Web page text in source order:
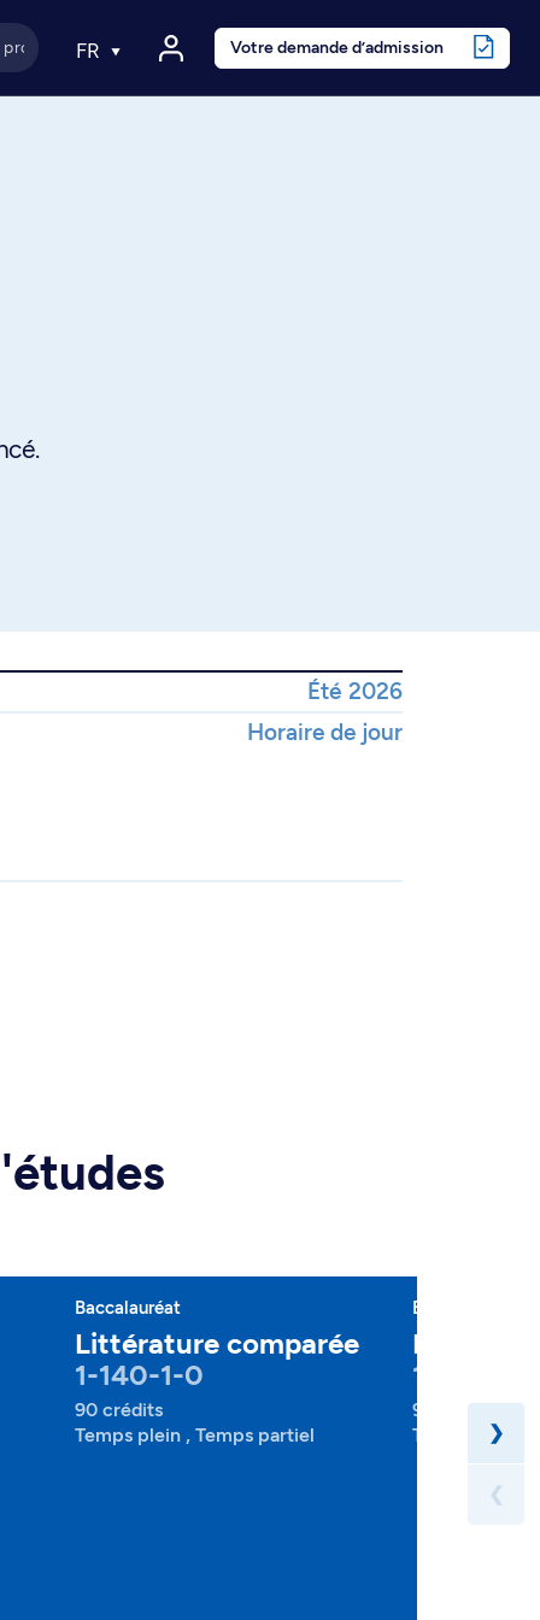
FR Votre demande d’admission
Été 2026
Horaire de jour
Baccalauréat
Littérature comparée
1-140-1-0
90 crédits
Temps plein , Temps partiel
Baccalauréat
1-180-1-0
90 crédits
Temps plein ,
❯
❮